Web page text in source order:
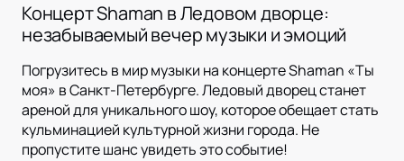
Концерт Shaman в Ледовом дворце:
незабываемый вечер музыки и эмоций
Погрузитесь в мир музыки на концерте Shaman «Ты
моя» в Санкт-Петербурге. Ледовый дворец станет
ареной для уникального шоу, которое обещает стать
кульминацией культурной жизни города. Не
пропустите шанс увидеть это событие!